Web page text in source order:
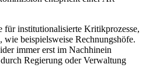
für institutionalisierte Kritikprozesse,
beispielsweise Rechnungshöfe.
immer erst im Nachhinein
Regierung oder Verwaltung